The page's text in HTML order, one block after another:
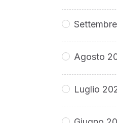
Agosto
Luglio